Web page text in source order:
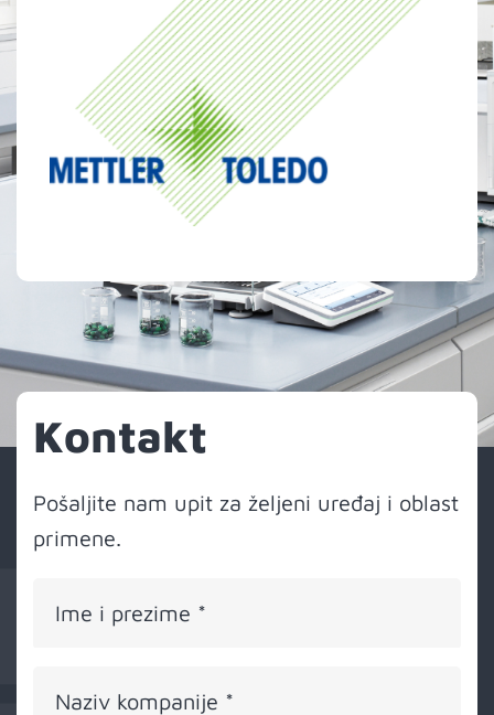
Kontakt
Kontakt
Pošaljite nam upit za željeni uređaj i oblast
primene.
Ime i prezime *
Naziv kompanije *